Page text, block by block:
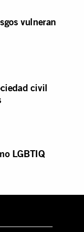
vulneran
civil
LGBTIQ